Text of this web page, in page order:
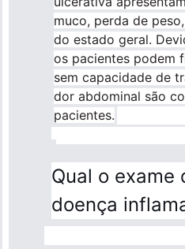
muco, perda de
do estado geral.
os pacientes podem
sem capacidade de
dor abdominal são
pacientes.
Qual o exame
doença